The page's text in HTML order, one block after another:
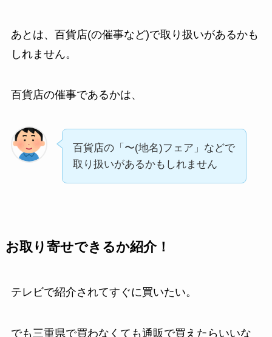
あとは、百貨店(の催事など)で取り扱いがあるかも
しれません。
百貨店の催事であるかは、
百貨店の「〜(地名)フェア」などで
取り扱いがあるかもしれません
お取り寄せできるか紹介！
テレビで紹介されてすぐに買いたい。
でも三重県で買わなくても通販で買えたらいいな